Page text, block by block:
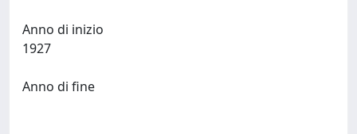
Anno di inizio
Anno di fine